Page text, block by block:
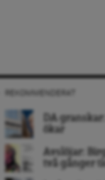
DA
ökar
Avslöjar:
två gånger